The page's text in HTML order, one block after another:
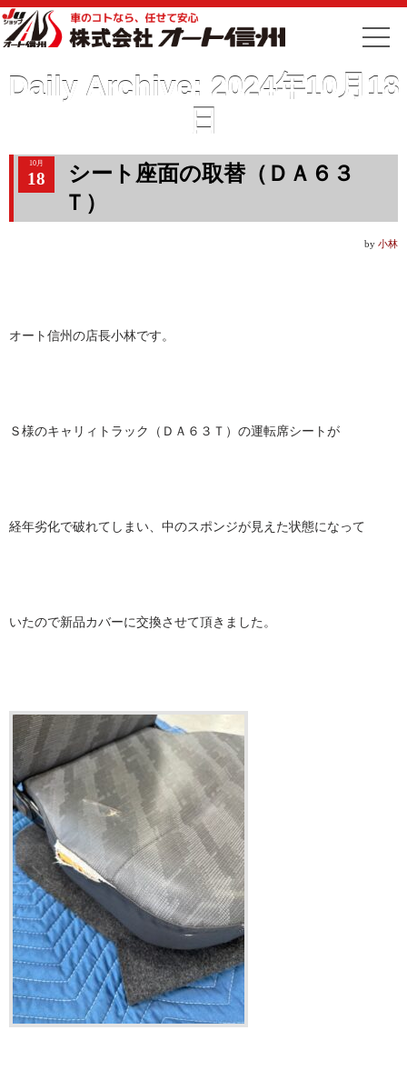
Daily Archive: 2024年10月18
日
10月
18
シート座面の取替（ＤＡ６３
Ｔ）
by 小林
オート信州の店長小林です。
Ｓ様のキャリィトラック（ＤＡ６３Ｔ）の運転席シートが
経年劣化で破れてしまい、中のスポンジが見えた状態になって
いたので新品カバーに交換させて頂きました。